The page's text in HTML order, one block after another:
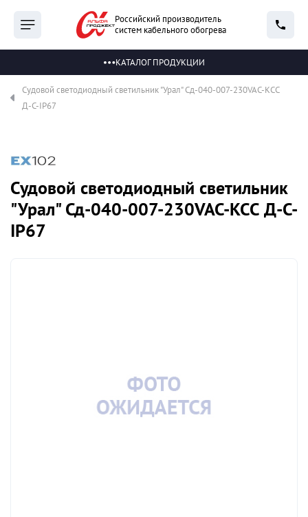
Российский производитель
систем кабельного обогрева
КАТАЛОГ ПРОДУКЦИИ
Судовой светодиодный светильник "Урал" Сд-040-007-230VAC-КСС
Д-С-IP67
Судовой светодиодный светильник
"Урал" Сд-040-007-230VAC-КСС Д-С-
IP67